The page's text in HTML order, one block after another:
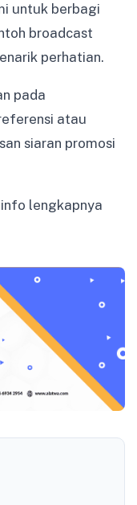
untuk berbagi
broadcast
perhatian.
pada
atau
siaran promosi
lengkapnya